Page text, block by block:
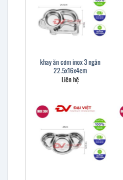
khay ăn cơm inox 3 ngăn
22.5x16x4cm
Liên hệ